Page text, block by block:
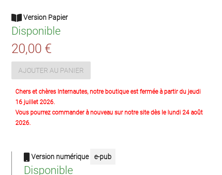
Version Papier
Disponible
20,00 €
AJOUTER AU PANIER
Chers et chères Internautes, notre boutique est fermée à partir du jeudi
16 juillet 2026.
Vous pourrez commander à nouveau sur notre site dès le lundi 24 août
2026.
Version numérique e-pub
Disponible